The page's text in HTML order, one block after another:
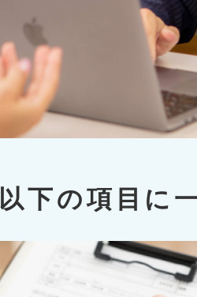
以下の項目に